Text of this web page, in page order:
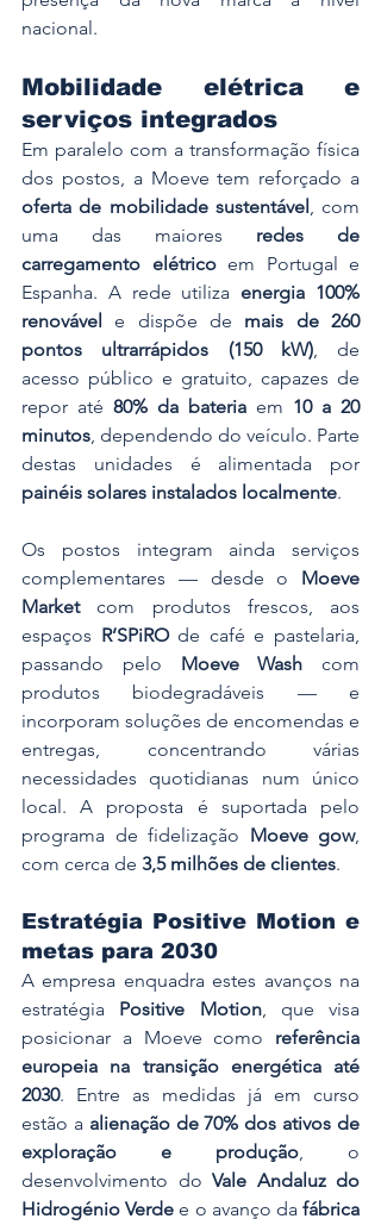
nacional.
Mobilidade elétrica e
serviços integrados
Em paralelo com a transformação física
oferta de mobilidade sustentável, com
uma das maiores redes de
carregamento elétrico em Portugal e
Espanha. A rede utiliza energia 100%
renovável e dispõe de mais de 260
pontos ultrarrápidos (150 kW), de
acesso público e gratuito, capazes de
repor até 80% da bateria em 10 a 20
minutos, dependendo do veículo. Parte
painéis solares instalados localmente.
Os postos integram ainda serviços
complementares — desde o Moeve
Market com produtos frescos, aos
espaços R’SPiRO de café e pastelaria,
passando pelo Moeve Wash com
produtos biodegradáveis — e
incorporam soluções de encomendas e
entregas, concentrando várias
necessidades quotidianas num único
local. A proposta é suportada pelo
programa de fidelização Moeve gow,
com cerca de 3,5 milhões de clientes.
Estratégia Positive Motion e
metas para 2030
A empresa enquadra estes avanços na
estratégia Positive Motion, que visa
posicionar a Moeve como referência
europeia na transição energética até
2030. Entre as medidas já em curso
estão a alienação de 70% dos ativos de
exploração e produção, o
desenvolvimento do Vale Andaluz do
Hidrogénio Verde e o avanço da fábrica